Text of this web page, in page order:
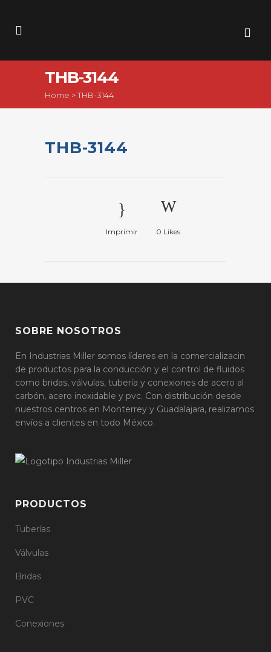
THB-3144
Home >THB-3144
THB-3144
Imprimir 0 Likes
SOBRE NOSOTROS
En Industrias Miller somos líderes en la comercializacin
de productos para la conducción y el control de fluidos
como bridas, válvulas, tubería y conexiones de acero al
carbón, acero inoxidable y pvc. Con distribución desde
nuestros centros en Monterrey y Guadalajara, realizamos
envíos a clientes en todo México.
PRODUCTOS
Tuberías
Válvulas
Bridas
PVC
Conexiones